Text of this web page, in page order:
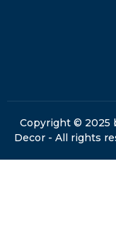
Copyright © 2025
Decor - All rights